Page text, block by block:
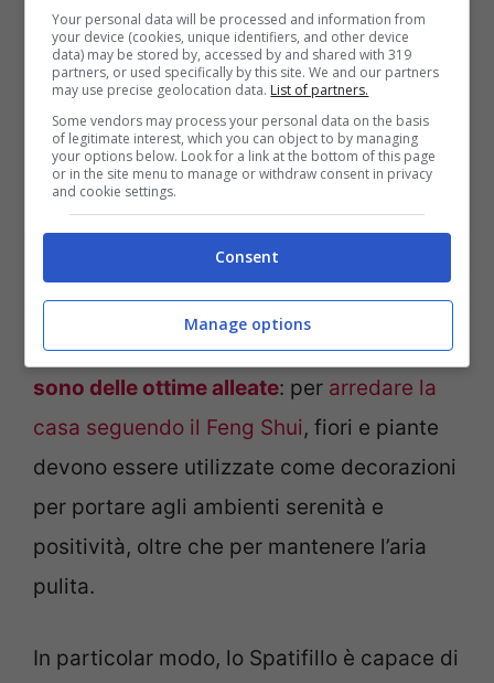
l’ambiente di energie positive, grazie al
loro effetto ionizzante. Sono molto utili
anche sale e aceto da mischiare per pulire
e disinfettare casa, oppure il limone
particolarmente indicato contro l’energia
negativa.
Utilizzare le piante
Per bloccare le energie negative,le piante
sono delle ottime alleate: per arredare la
casa seguendo il Feng Shui, fiori e piante
devono essere utilizzate come decorazioni
per portare agli ambienti serenità e
positività, oltre che per mantenere l’aria
pulita.
In particolar modo, lo Spatifillo è capace di
Your personal data will be processed and information from
your device (cookies, unique identifiers, and other device
data) may be stored by, accessed by and shared with 319
partners, or used specifically by this site. We and our partners
may use precise geolocation data. List of partners.
Some vendors may process your personal data on the basis
of legitimate interest, which you can object to by managing
your options below. Look for a link at the bottom of this page
or in the site menu to manage or withdraw consent in privacy
and cookie settings.
Consent
Manage options